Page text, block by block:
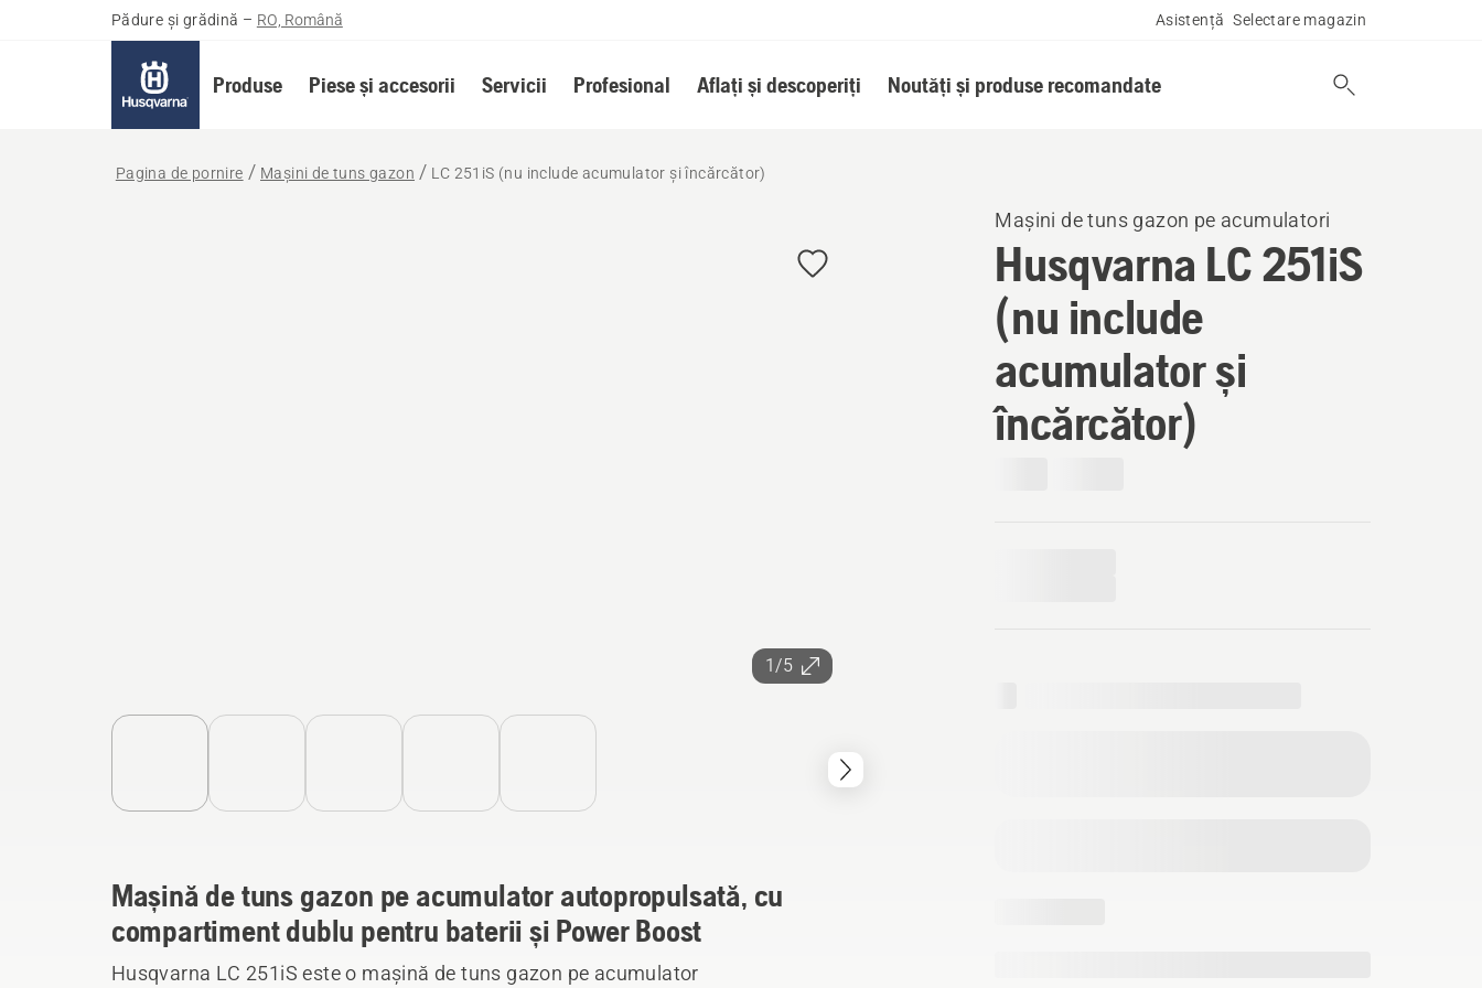
Pădure și grădină – RO, Română Asistență Selectare magazin
Produse Piese și accesorii Servicii Profesional Aflați și descoperiți Noutăți și produse recomandate
Pagina de pornire Mașini de tuns gazon LC 251iS (nu include acumulator și încărcător)
1/5
Mașini de tuns gazon pe acumulatori
Husqvarna LC 251iS
(nu include
acumulator și
încărcător)
Mașină de tuns gazon pe acumulator autopropulsată, cu
compartiment dublu pentru baterii și Power Boost
Husqvarna LC 251iS este o mașină de tuns gazon pe acumulator